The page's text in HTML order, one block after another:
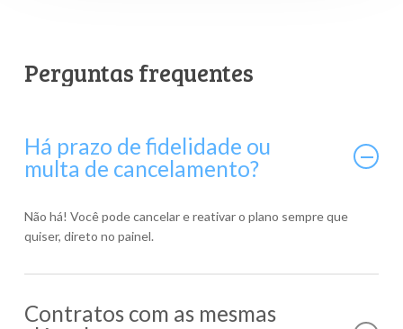
Perguntas frequentes
Há prazo de fidelidade ou
multa de cancelamento?
Não há! Você pode cancelar e reativar o plano sempre que
quiser, direto no painel.
Contratos com as mesmas